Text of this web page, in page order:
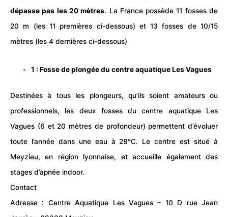
dépasse pas les 20 mètres. La France possède 11 fosses de
20 m (les 11 premières ci-dessous) et 13 fosses de 10/15
mètres (les 4 dernières ci-dessous)
1 : Fosse de plongée ducentre aquatique Les Vagues
Destinées à tous les plongeurs, qu’ils soient amateurs ou
professionnels, les deux fosses ducentre aquatiqueLes
Vagues (6 et 20 mètres de profondeur) permettent d’évoluer
toute l’année dans une eau à 28°C. Le centre est situé à
Meyzieu, en région lyonnaise, et accueille également des
stages d’apnée indoor.
Contact
Adresse : Centre Aquatique Les Vagues – 10 D rue Jean